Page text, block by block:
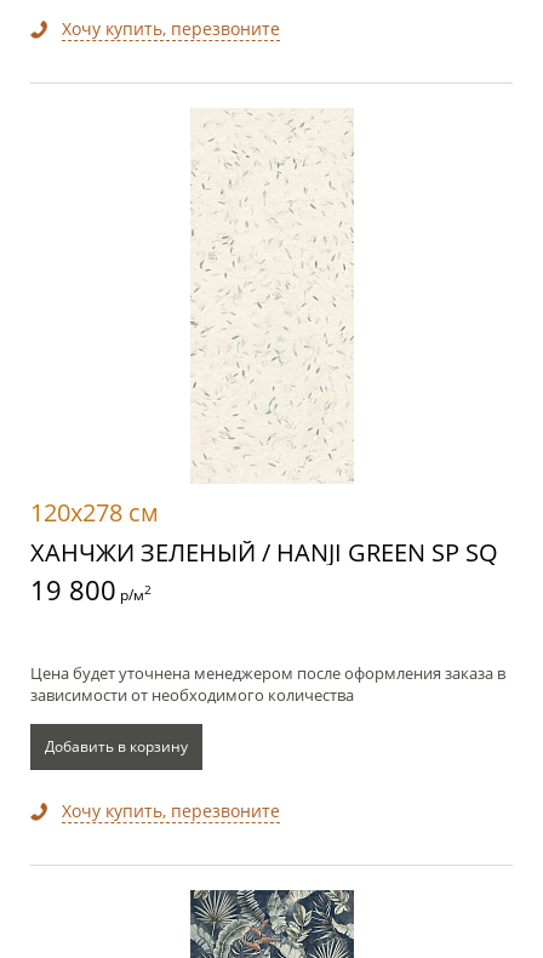
Хочу купить, перезвоните
120x278 см
ХАНЧЖИ ЗЕЛЕНЫЙ / HANJI GREEN SP SQ
19 800 р/м2
Цена будет уточнена менеджером после оформления заказа в
зависимости от необходимого количества
Добавить в корзину
Хочу купить, перезвоните